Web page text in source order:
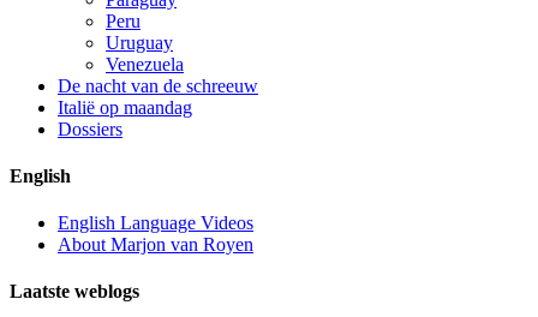
Peru
Uruguay
Venezuela
De nacht van de schreeuw
Italië op maandag
Dossiers
English
English Language Videos
About Marjon van Royen
Laatste weblogs